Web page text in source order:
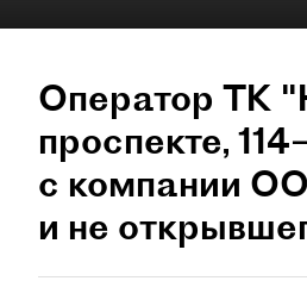
Оператор ТК
проспекте,
с компании
и не